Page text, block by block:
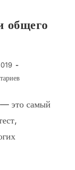
общего
это самый